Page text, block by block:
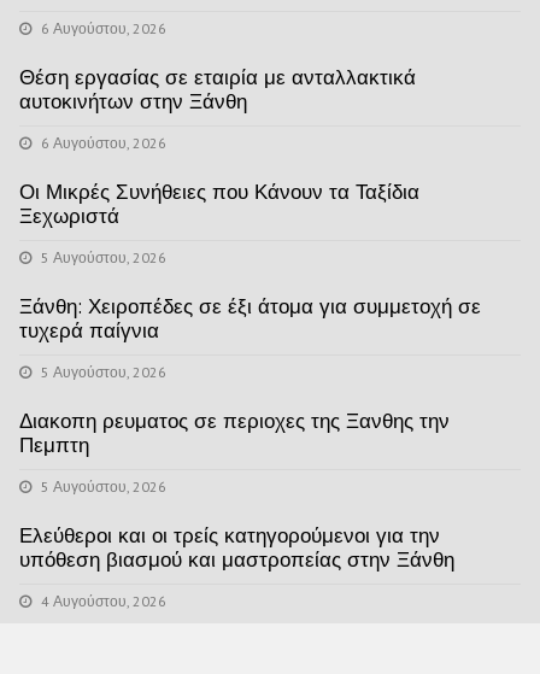
6 Αυγούστου, 2026
Θέση εργασίας σε εταιρία με ανταλλακτικά
αυτοκινήτων στην Ξάνθη
6 Αυγούστου, 2026
Οι Μικρές Συνήθειες που Κάνουν τα Ταξίδια
Ξεχωριστά
5 Αυγούστου, 2026
Ξάνθη: Χειροπέδες σε έξι άτομα για συμμετοχή σε
τυχερά παίγνια
5 Αυγούστου, 2026
Διακοπη ρευματος σε περιοχες της Ξανθης την
Πεμπτη
5 Αυγούστου, 2026
Ελεύθεροι και οι τρείς κατηγορούμενοι για την
υπόθεση βιασμού και μαστροπείας στην Ξάνθη
4 Αυγούστου, 2026